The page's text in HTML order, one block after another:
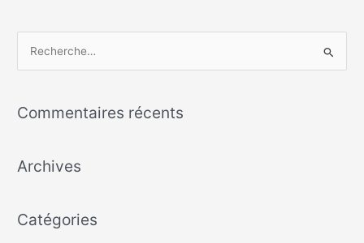
h
r
e
Commentaires récents
Archives
Catégories